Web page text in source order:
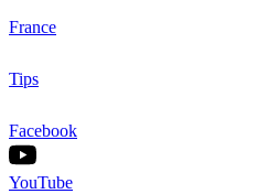
France
Tips
Facebook
YouTube